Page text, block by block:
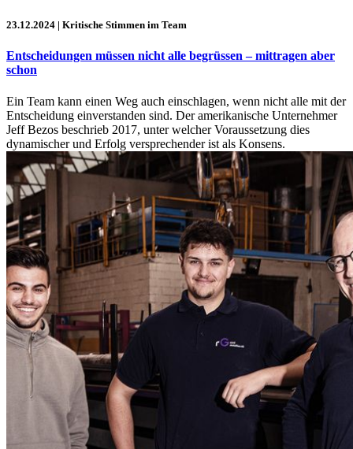
23.12.2024 | Kritische Stimmen im Team
Entscheidungen müssen nicht alle begrüssen – mittragen aber
schon
Ein Team kann einen Weg auch einschlagen, wenn nicht alle mit der
Entscheidung einverstanden sind. Der amerikanische Unternehmer
Jeff Bezos beschrieb 2017, unter welcher Voraussetzung dies
dynamischer und Erfolg versprechender ist als Konsens.